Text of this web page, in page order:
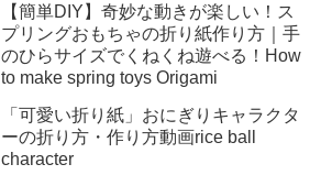
【簡単DIY】奇妙な動きが楽しい！ス
プリングおもちゃの折り紙作り方｜手
のひらサイズでくねくね遊べる！How
to make spring toys Origami
「可愛い折り紙」おにぎりキャラクタ
ーの折り方・作り方動画rice ball
character